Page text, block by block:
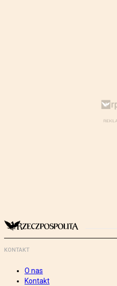
KONTAKT
O nas
Kontakt